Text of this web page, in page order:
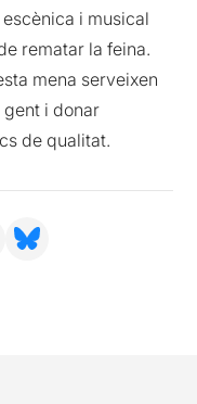
i musical
rematar la feina.
mena serveixen
gent i donar
de qualitat.